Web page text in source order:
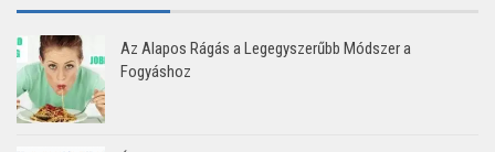
Az Alapos Rágás a Legegyszerűbb Módszer a
Fogyáshoz